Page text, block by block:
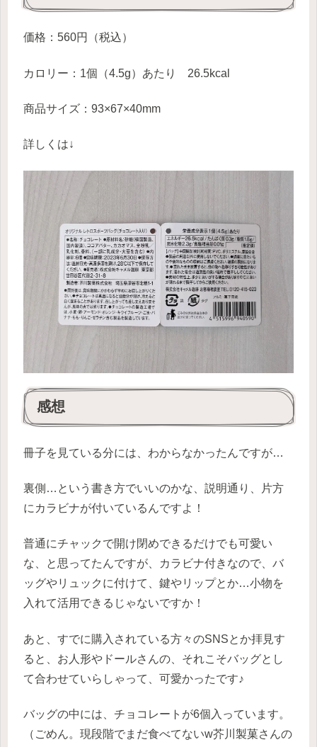
価格：560円（税込）
カロリー：1個（4.5g）あたり 26.5kcal
商品サイズ：93×67×40mm
詳しくは↓
感想
冊子を見ている分には、わからなかったんですが…
裏側…という書き方でいいのかな、説明通り、片方
にカラビナが付いているんですよ！
普通にチャックで開け閉めできるだけでも可愛い
な、と思ってたんですが、カラビナ付きなので、バ
ッグやリュックに付けて、鍵やリップとか…小物を
入れて活用できるじゃないですか！
あと、すでに購入されている方々のSNSとか拝見す
ると、お人形やドールさんの、それこそバッグとし
て合わせていらしゃって、可愛かったです♪
バッグの中には、チョコレートが6個入っています。
（ごめん。現段階でまだ食べてないw芥川製菓さんの